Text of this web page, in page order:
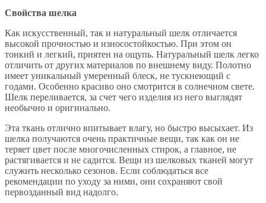
Свойства шелка
Как искусственный, так и натуральный шелк отличается
высокой прочностью и износостойкостью. При этом он
тонкий и легкий, приятен на ощупь. Натуральный шелк легко
отличить от других материалов по внешнему виду. Полотно
имеет уникальный умеренный блеск, не тускнеющий с
годами. Особенно красиво оно смотрится в солнечном свете.
Шелк переливается, за счет чего изделия из него выглядят
необычно и оригинально.
Эта ткань отлично впитывает влагу, но быстро высыхает. Из
шелка получаются очень практичные вещи, так как он не
теряет цвет после многочисленных стирок, а главное, не
растягивается и не садится. Вещи из шелковых тканей могут
служить несколько сезонов. Если соблюдаться все
рекомендации по уходу за ними, они сохраняют свой
первозданный вид надолго.